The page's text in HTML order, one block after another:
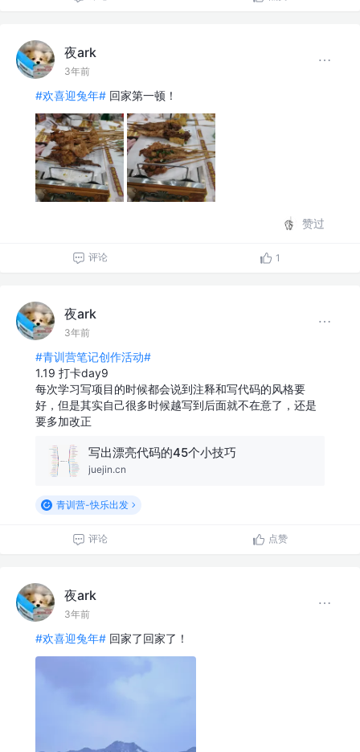
夜ark
3年前
#欢喜迎兔年# 回家第一顿！
赞过
评论 1
夜ark
3年前
#青训营笔记创作活动#
1.19 打卡day9
每次学习写项目的时候都会说到注释和写代码的风格要
好，但是其实自己很多时候越写到后面就不在意了，还是
要多加改正
写出漂亮代码的45个小技巧
juejin.cn
青训营-快乐出发
评论 点赞
夜ark
3年前
#欢喜迎兔年# 回家了回家了！